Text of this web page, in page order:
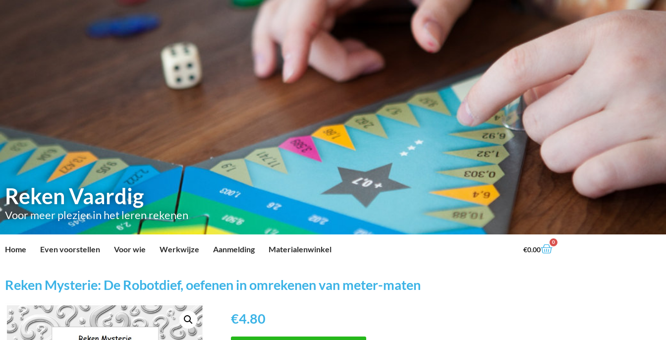
Reken Vaardig
Voor meer plezier in het leren rekenen
Home Even voorstellen Voor wie Werkwijze Aanmelding Materialenwinkel €0.00
0
Reken Mysterie: De Robotdief, oefenen in omrekenen van meter-maten
€4.80